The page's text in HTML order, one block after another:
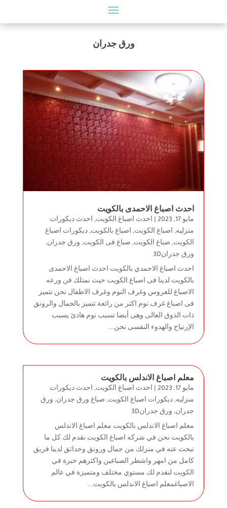
ورق جدران
احدث اصباغ الاحمدى بالكويت
مايو 17, 2023 | احدث اصباغ الكويت, احدث ديكورات
منزليه, اصباغ الكويت, اصباغ بالكويت, ديكورات اصباغ
الكويت, صباغ الكويت, صباغ فى الكويت, ورق جدران,
ورق جدران3D
احدث اصباغ الاحمدي بالكويت احدث اصباغ الاحمدى
بالكويت لدينا فى اصباغ الكويت حيث نمتلك فن ورعه
الاصباغ للعروس وغرف النوم وغرف الاطفال نحن نتميز
فى اصباغ غرف نوم اكثر من رائعة تتميز بالجمال والرونق
ذات الذوق العالى وهى أيضا تسبب نوم هادئ يسبب
الإرتياح والهدوء النفسى نحن...
معلم اصباغ الاندلس بالكويت
مايو 17, 2023 | احدث اصباغ الكويت, احدث ديكورات
منزليه, ديكورات اصباغ الكويت, صباغ ورق جدران, ورق
جدران, ورق جدران3D
معلم اصباغ الاندلس بالكويت معلم اصباغ الاندلس
بالكويت نحن في شركه اصباغ الكويت نقدم لك كل ما
تبحث عنه في منزلك من جمال ورونق وحداثق لدينا فريق
كامل من امهر واشطر الصباغين واكثرهم خبرة في
الكويت لنقدم لك مستوي مختلف ومتميزة في عالم
الاصباغمعلم اصباغ الاندلس بالكويت...